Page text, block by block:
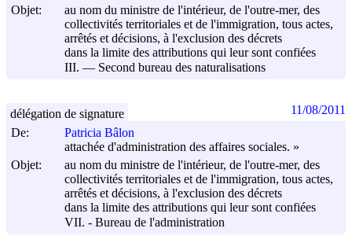
Objet:
au nom du ministre de l'intérieur, de l'outre-mer, des
collectivités territoriales et de l'immigration, tous actes,
arrêtés et décisions, à l'exclusion des décrets
dans la limite des attributions qui leur sont confiées
III. ― Second bureau des naturalisations
De:
Patricia Bâlon
attachée d'administration des affaires sociales. »
Objet:
au nom du ministre de l'intérieur, de l'outre-mer, des
collectivités territoriales et de l'immigration, tous actes,
arrêtés et décisions, à l'exclusion des décrets
dans la limite des attributions qui leur sont confiées
VII. - Bureau de l'administration
délégation de signature 11/08/2011